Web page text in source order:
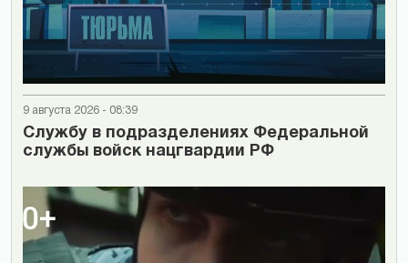
9 августа 2026 - 08:39
Cлужбу в подразделениях Федеральной
службы войск нацгвардии РФ